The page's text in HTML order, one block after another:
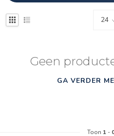
Geen
GA VERDER
Toon 1 -